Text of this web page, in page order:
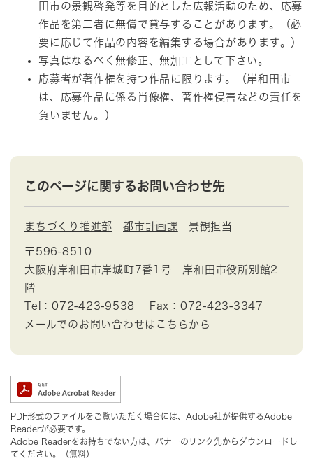
田市の景観啓発等を目的とした広報活動のため、応募
作品を第三者に無償で貸与することがあります。（必
要に応じて作品の内容を編集する場合があります。）
写真はなるべく無修正、無加工として下さい。
応募者が著作権を持つ作品に限ります。（岸和田市
は、応募作品に係る肖像権、著作権侵害などの責任を
負いません。）
このページに関するお問い合わせ先
まちづくり推進部 都市計画課 景観担当
〒596-8510
大阪府岸和田市岸城町7番1号 岸和田市役所別館2
階
Tel：072-423-9538
Fax：072-423-3347
メールでのお問い合わせはこちらから
PDF形式のファイルをご覧いただく場合には、Adobe社が提供するAdobe
Readerが必要です。
Adobe Readerをお持ちでない方は、バナーのリンク先からダウンロードし
てください。（無料）